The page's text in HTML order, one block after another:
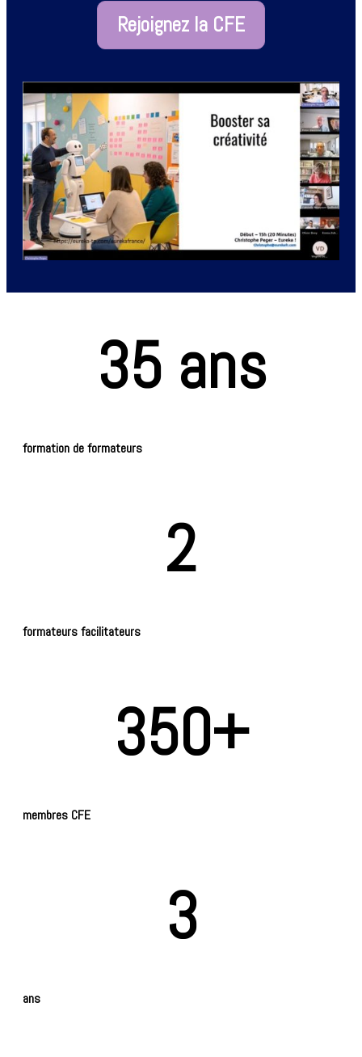
Rejoignez la CFE
35 ans
formation de formateurs
2
formateurs facilitateurs
350+
membres CFE
3
ans